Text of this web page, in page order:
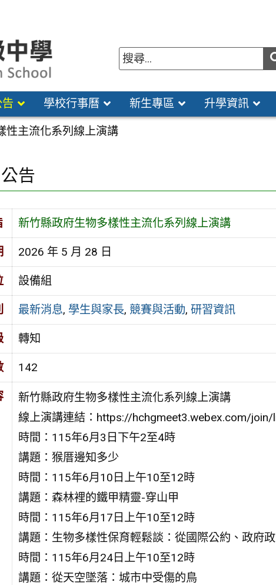
學校行事曆 新生專區 升學資訊
性主流化系列線上演講
告
新竹縣政府生物多樣性主流化系列線上演講
2026 年 5 月 28 日
設備組
最新消息, 學生與家長, 競賽與活動, 研習資訊
轉知
142
新竹縣政府生物多樣性主流化系列線上演講
線上演講連結：https://hchgmeet3.webex.com/join/
時間：115年6月3日下午2至4時
講題：猴厝邊知多少
時間：115年6月10日上午10至12時
講題：森林裡的鐵甲精靈-穿山甲
時間：115年6月17日上午10至12時
講題：生物多樣性保育輕鬆談：從國際公約、政府
時間：115年6月24日上午10至12時
講題：從天空墜落：城市中受傷的鳥